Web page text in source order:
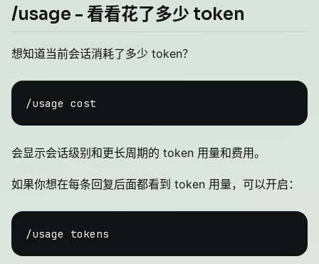
/usage - 看看花了多少 token
想知道当前会话消耗了多少 token？
会显示会话级别和更长周期的 token 用量和费用。
如果你想在每条回复后面都看到 token 用量，可以开启：